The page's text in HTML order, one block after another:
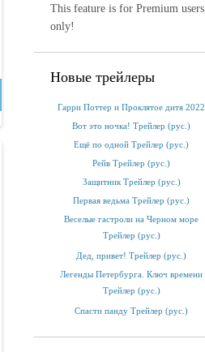
This feature is for Premium users
only!
Новые трейлеры
Гарри Поттер и Проклятое дитя 2022
Вот это ночка! Трейлер (рус.)
Ещё по одной Трейлер (рус.)
Рейв Трейлер (рус.)
Защитник Трейлер (рус.)
Первая ведьма Трейлер (рус.)
Веселые гастроли на Черном море
Трейлер (рус.)
Дед, привет! Трейлер (рус.)
Легенды Петербурга. Ключ времени
Трейлер (рус.)
Спасти панду Трейлер (рус.)